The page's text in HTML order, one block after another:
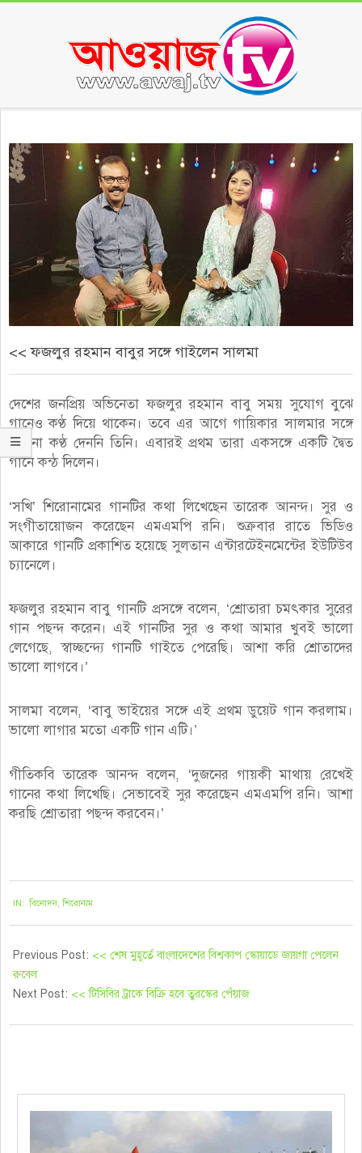
Menu
<< ফজলুর রহমান বাবুর সঙ্গে গাইলেন সালমা
দেশের জনপ্রিয় অভিনেতা ফজলুর রহমান বাবু সময় সুযোগ বুঝে
গানেও কণ্ঠ দিয়ে থাকেন। তবে এর আগে গায়িকার সালমার সঙ্গে
কখনো কণ্ঠ দেননি তিনি। এবারই প্রথম তারা একসঙ্গে একটি দ্বৈত
গানে কন্ঠ দিলেন।
‘সখি’ শিরোনামের গানটির কথা লিখেছেন তারেক আনন্দ। সুর ও
সংগীতায়োজন করেছেন এমএমপি রনি। শুক্রবার রাতে ভিডিও
আকারে গানটি প্রকাশিত হয়েছে সুলতান এন্টারটেইনমেন্টের ইউটিউব
চ্যানেলে।
ফজলুর রহমান বাবু গানটি প্রসঙ্গে বলেন, ‘শ্রোতারা চমৎকার সুরের
গান পছন্দ করেন। এই গানটির সুর ও কথা আমার খুবই ভালো
লেগেছে, স্বাচ্ছন্দ্যে গানটি গাইতে পেরেছি। আশা করি শ্রোতাদের
ভালো লাগবে।’
সালমা বলেন, ‘বাবু ভাইয়ের সঙ্গে এই প্রথম ডুয়েট গান করলাম।
ভালো লাগার মতো একটি গান এটি।’
গীতিকবি তারেক আনন্দ বলেন, ‘দুজনের গায়কী মাথায় রেখেই
গানের কথা লিখেছি। সেভাবেই সুর করেছেন এমএমপি রনি। আশা
করছি শ্রোতারা পছন্দ করবেন।’
IN: বিনোদন,শিরোনাম
Previous Post: << শেষ মুহূর্তে বাংলাদেশের বিশ্বকাপ স্কোয়াডে জায়গা পেলেন
রুবেল
Next Post: << টিসিবির ট্রাকে বিক্রি হবে তুরস্কের পেঁয়াজ